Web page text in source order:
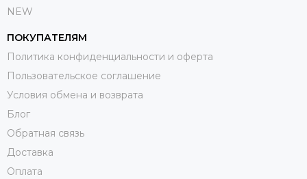
NEW
ПОКУПАТЕЛЯМ
Политика конфиденциальности и оферта
Пользовательское соглашение
Условия обмена и возврата
Блог
Обратная связь
Доставка
Оплата